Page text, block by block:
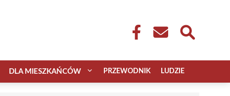
DLA MIESZKAŃCÓW PRZEWODNIK LUDZIE